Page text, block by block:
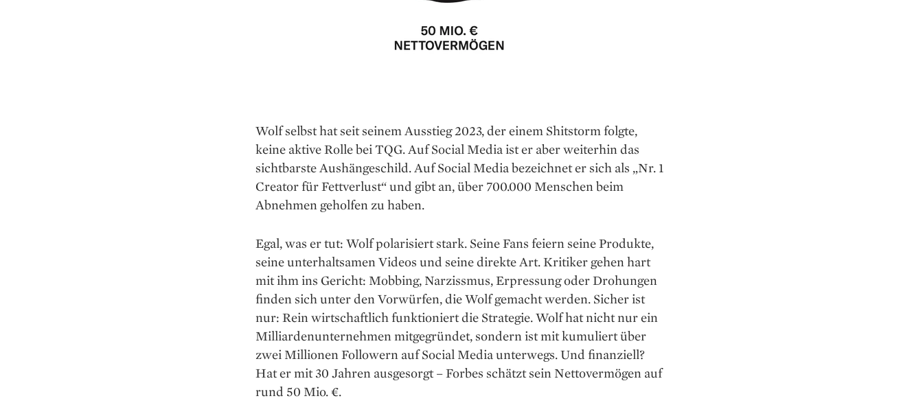
Wolf selbst hat seit seinem Ausstieg 2023, der einem Shitstorm folgte,
keine aktive Rolle bei TQG. Auf Social Media ist er aber weiterhin das
sichtbarste Aushängeschild. Auf Social Media bezeichnet er sich als „Nr. 1
Creator für Fettverlust“ und gibt an, über 700.000 Menschen beim
Abnehmen geholfen zu haben.
Egal, was er tut: Wolf polarisiert stark. Seine Fans feiern seine Produkte,
seine unterhaltsamen Videos und seine direkte Art. Kritiker gehen hart
mit ihm ins Gericht: Mobbing, Narzissmus, Erpressung oder Drohungen
finden sich unter den Vorwürfen, die Wolf gemacht werden. Sicher ist
nur: Rein wirtschaftlich funktioniert die Strategie. Wolf hat nicht nur ein
Milliardenunternehmen mitgegründet, sondern ist mit kumuliert über
zwei Millionen Followern auf Social Media unterwegs. Und finanziell?
Hat er mit 30 Jahren ausgesorgt – Forbes schätzt sein Nettovermögen auf
rund 50 Mio. €.